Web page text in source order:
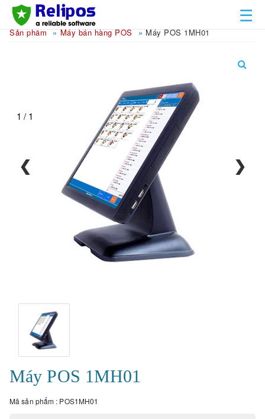
☰
Sản phẩm Máy bán hàng POS Máy POS 1MH01
1 / 1
❮ ❯
Máy POS 1MH01
Mã sản phẩm : POS1MH01